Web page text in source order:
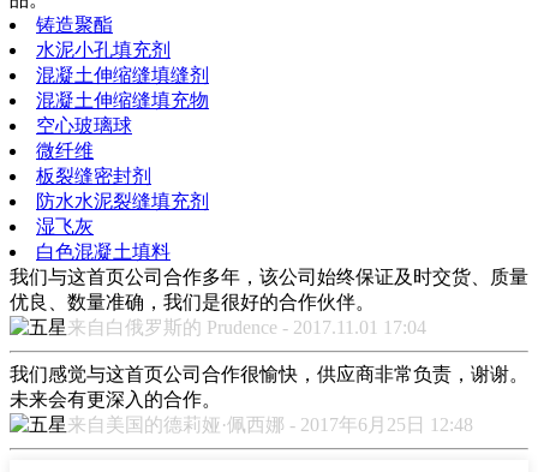
铸造聚酯
水泥小孔填充剂
混凝土伸缩缝填缝剂
混凝土伸缩缝填充物
空心玻璃球
微纤维
板裂缝密封剂
防水水泥裂缝填充剂
湿飞灰
白色混凝土填料
我们与这首页公司合作多年，该公司始终保证及时交货、质量
优良、数量准确，我们是很好的合作伙伴。
来自白俄罗斯的 Prudence - 2017.11.01 17:04
我们感觉与这首页公司合作很愉快，供应商非常负责，谢谢。
未来会有更深入的合作。
来自美国的德莉娅·佩西娜 - 2017年6月25日 12:48